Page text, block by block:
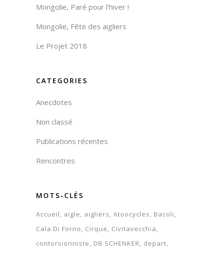
Mongolie, Paré pour l’hiver !
Mongolie, Fête des aigliers
Le Projet 2018
CATEGORIES
Anecdotes
Non classé
Publications récentes
Rencontres
MOTS-CLÉS
Accueil aigle aigliers Atoocycles
Bacoli
Cala Di Forno
Cirque
Civitavecchia
contorsionniste
DB SCHENKER depart